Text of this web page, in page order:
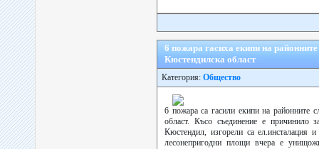
6 пожара гасиха екипи на
Кюстендилска област
Категория: Общество
6 пожара са гасили екипи на
област. Късо съединение е причинило
Кюстендил, изгорели са ел.инсталация
лесонепригодни площи вчера е